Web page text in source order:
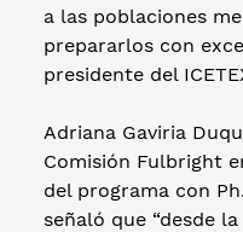
a las poblaciones
prepararlos con
presidente del
Adriana Gaviria
Comisión Fulbright
del programa con
señaló que “desde